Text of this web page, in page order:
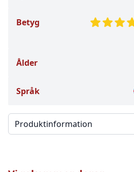
Betyg
Ålder
Språk
Välj en flik